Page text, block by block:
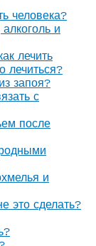
человека?
и
лечить
лечиться?
запоя?
с
после
и
это сделать?